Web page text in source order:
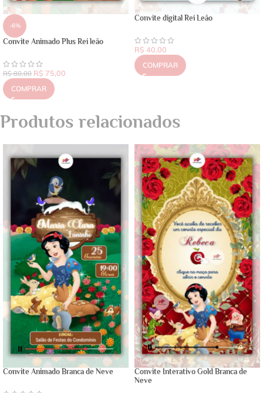
-6%
Convite Animado Plus Rei leão
R$80,00 R$ 75,00
COMPRAR
Convite digital Rei Leão
R$ 40,00
COMPRAR
Produtos relacionados
Convite Animado Branca de Neve
Convite Interativo Gold Branca de
Neve